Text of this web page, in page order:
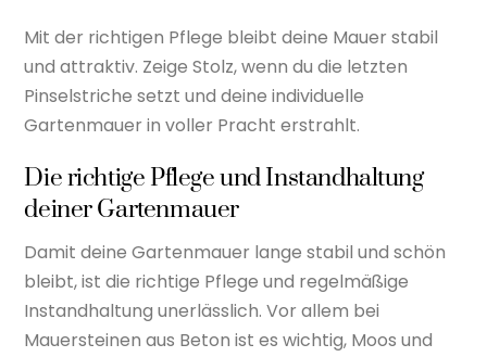
Mit der richtigen Pflege bleibt deine Mauer stabil
und attraktiv. Zeige Stolz, wenn du die letzten
Pinselstriche setzt und deine individuelle
Gartenmauer in voller Pracht erstrahlt.
Die richtige Pflege und Instandhaltung
deiner Gartenmauer
Damit deine Gartenmauer lange stabil und schön
bleibt, ist die richtige Pflege und regelmäßige
Instandhaltung unerlässlich. Vor allem bei
Mauersteinen aus Beton ist es wichtig, Moos und